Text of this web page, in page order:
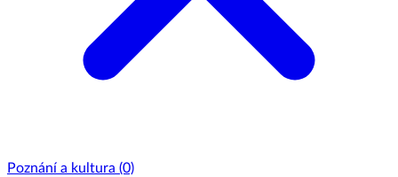
Poznání a kultura (0)